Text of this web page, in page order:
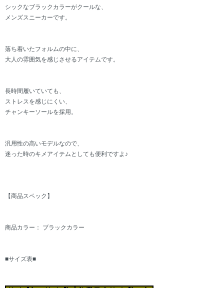
シックなブラックカラーがクールな、
メンズスニーカーです。
落ち着いたフォルムの中に、
大人の雰囲気を感じさせるアイテムです。
長時間履いていても、
ストレスを感じにくい、
チャンキーソールを採用。
汎用性の高いモデルなので、
迷った時のキメアイテムとしても便利ですよ♪
【商品スペック】
商品カラー： ブラックカラー
■サイズ表■